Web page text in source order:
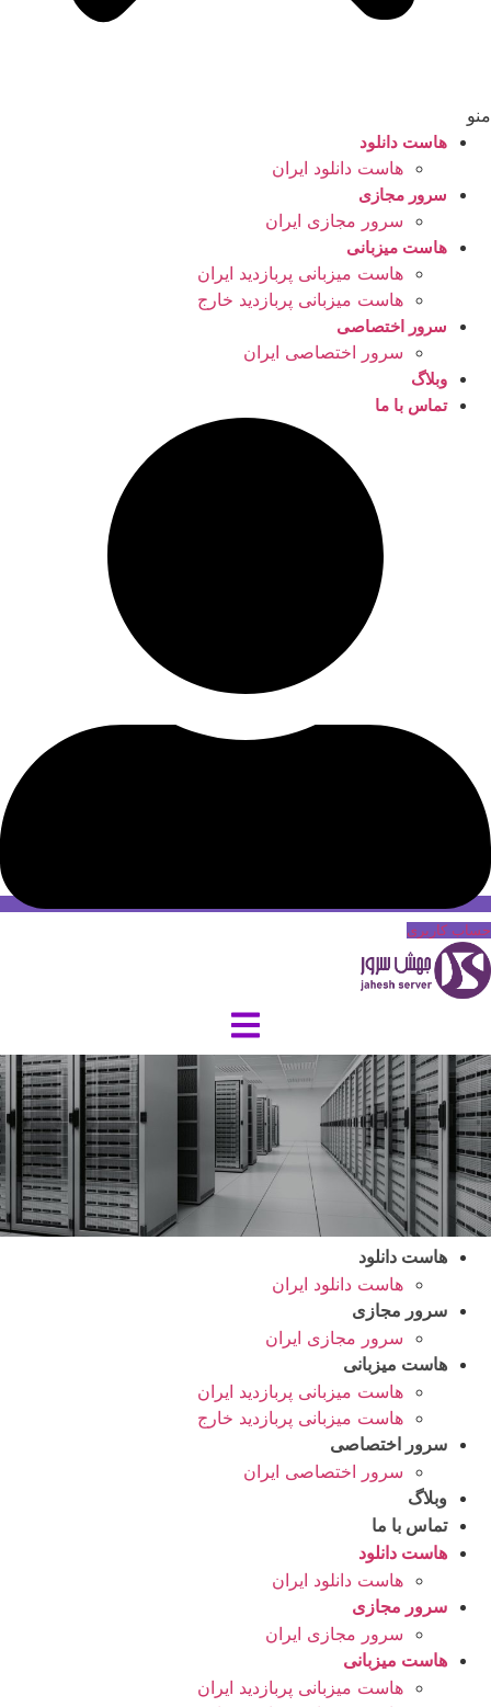
منو
هاست دانلود
هاست دانلود ایران
سرور مجازی
سرور مجازی ایران
هاست میزبانی
هاست میزبانی پربازدید ایران
هاست میزبانی پربازدید خارج
سرور اختصاصی
سرور اختصاصی ایران
وبلاگ
تماس با ما
حساب کاربری
هاست دانلود
هاست دانلود ایران
سرور مجازی
سرور مجازی ایران
هاست میزبانی
هاست میزبانی پربازدید ایران
هاست میزبانی پربازدید خارج
سرور اختصاصی
سرور اختصاصی ایران
وبلاگ
تماس با ما
هاست دانلود
هاست دانلود ایران
سرور مجازی
سرور مجازی ایران
هاست میزبانی
هاست میزبانی پربازدید ایران